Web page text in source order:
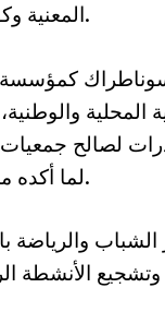
المعنية وكوادر الشركة.
المحلية
لصالح
لما أكده ممثلو المجمع.
والرياضة
الأنشطة